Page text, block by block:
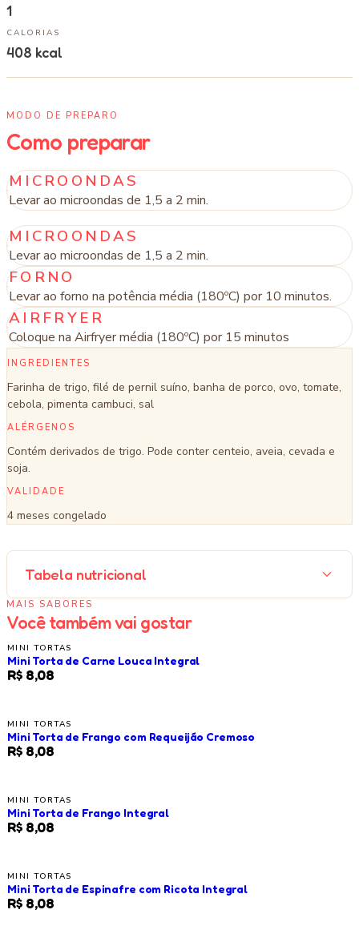
1
CALORIAS
408 kcal
MODO DE PREPARO
Como preparar
MICROONDAS
Levar ao microondas de 1,5 a 2 min.
MICROONDAS
Levar ao microondas de 1,5 a 2 min.
FORNO
Levar ao forno na potência média (180ºC) por 10 minutos.
AIRFRYER
Coloque na Airfryer média (180ºC) por 15 minutos
INGREDIENTES
Farinha de trigo, filé de pernil suíno, banha de porco, ovo, tomate,
cebola, pimenta cambuci, sal
ALÉRGENOS
Contém derivados de trigo. Pode conter centeio, aveia, cevada e
soja.
VALIDADE
4 meses congelado
Tabela nutricional
MAIS SABORES
Você também vai gostar
MINI TORTAS
Mini Torta de Carne Louca Integral
R$ 8,08
MINI TORTAS
Mini Torta de Frango com Requeijão Cremoso
R$ 8,08
MINI TORTAS
Mini Torta de Frango Integral
R$ 8,08
MINI TORTAS
Mini Torta de Espinafre com Ricota Integral
R$ 8,08